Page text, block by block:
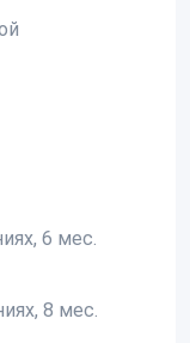
6 мес.
8 мес.